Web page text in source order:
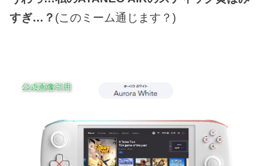
すぎ…？ (このミーム通じます？)